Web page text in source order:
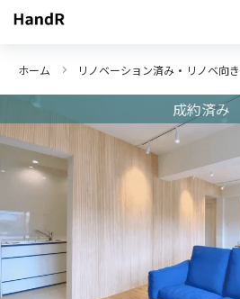
ホーム リノベーション済み・リノベ向